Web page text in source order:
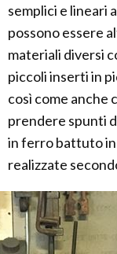
semplici e lineari
possono essere
materiali diversi
piccoli inserti in
così come anche
prendere spunti
in ferro battuto
realizzate